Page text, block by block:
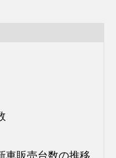
車販売台数の推移